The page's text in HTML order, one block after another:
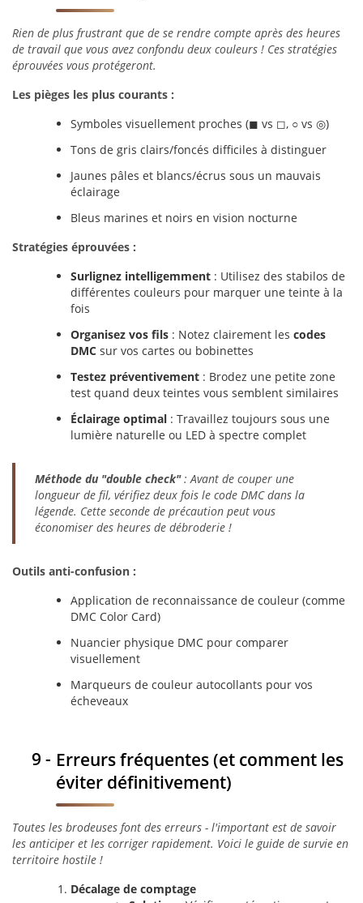
Rien de plus frustrant que de se rendre compte après des heures
de travail que vous avez confondu deux couleurs ! Ces stratégies
éprouvées vous protégeront.
Les pièges les plus courants :
Symboles visuellement proches (◼︎ vs ◻︎, ○ vs ◎)
Tons de gris clairs/foncés difficiles à distinguer
Jaunes pâles et blancs/écrus sous un mauvais
éclairage
Bleus marines et noirs en vision nocturne
Stratégies éprouvées :
Surlignez intelligemment : Utilisez des stabilos de
différentes couleurs pour marquer une teinte à la
fois
Organisez vos fils : Notez clairement les codes
DMC sur vos cartes ou bobinettes
Testez préventivement : Brodez une petite zone
test quand deux teintes vous semblent similaires
Éclairage optimal : Travaillez toujours sous une
lumière naturelle ou LED à spectre complet
Méthode du "double check": Avant de couper une
longueur de fil, vérifiez deux fois le code DMC dans la
légende. Cette seconde de précaution peut vous
économiser des heures de débroderie !
Outils anti-confusion :
Application de reconnaissance de couleur (comme
DMC Color Card)
Nuancier physique DMC pour comparer
visuellement
Marqueurs de couleur autocollants pour vos
écheveaux
Erreurs fréquentes (et comment les
éviter définitivement)
Toutes les brodeuses font des erreurs - l'important est de savoir
les anticiper et les corriger rapidement. Voici le guide de survie en
territoire hostile !
Décalage de comptage